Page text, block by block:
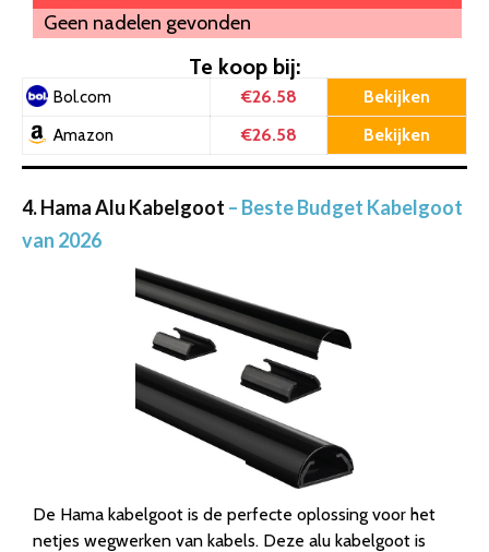
Geen nadelen gevonden
Te koop bij:
Bol.com €26.58 Bekijken
Amazon €26.58 Bekijken
4. Hama Alu Kabelgoot – Beste Budget Kabelgoot
van 2026
De Hama kabelgoot is de perfecte oplossing voor het
netjes wegwerken van kabels. Deze alu kabelgoot is